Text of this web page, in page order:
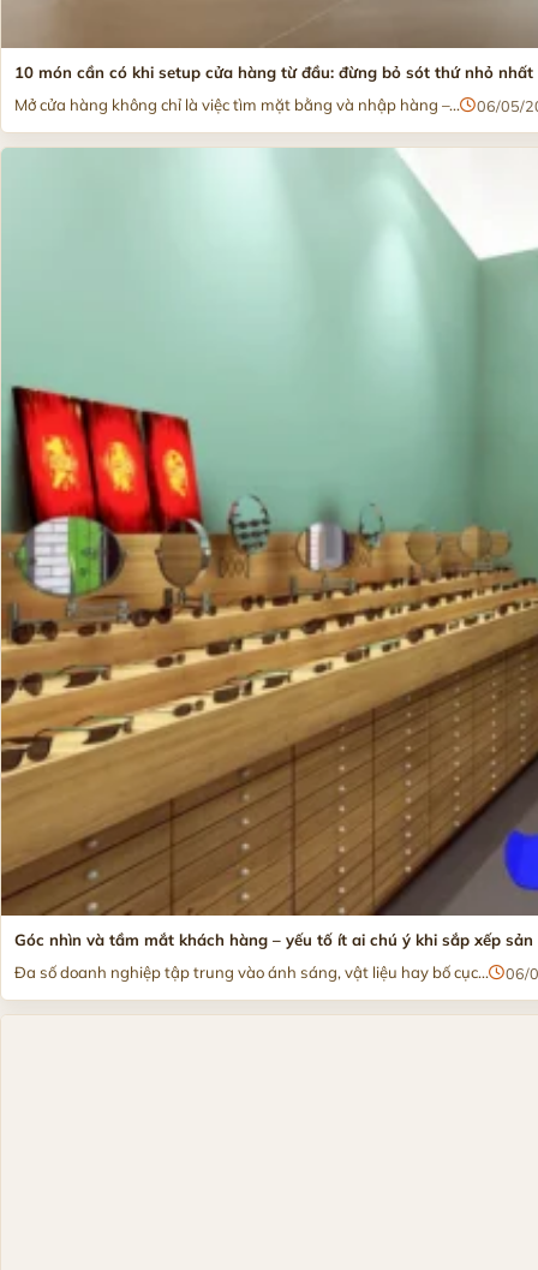
10 món cần có khi setup cửa hàng từ đầu: đừng bỏ sót thứ nhỏ nhất
Mở cửa hàng không chỉ là việc tìm mặt bằng và nhập hàng –...
06/05/
Góc nhìn và tầm mắt khách hàng – yếu tố ít ai chú ý khi sắp xếp sản
Đa số doanh nghiệp tập trung vào ánh sáng, vật liệu hay bố cục...
06/